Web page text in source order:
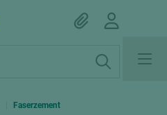
Faserzement